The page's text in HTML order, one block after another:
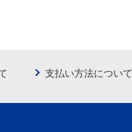
支払い方法について